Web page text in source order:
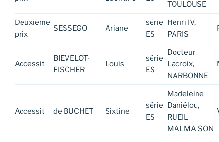
TOULOUSE
Deuxième
prix
SESSEGO Ariane
série
ES
Henri IV,
PARIS
Accessit
BIEVELOT-
FISCHER
Louis
série
ES
Docteur
Lacroix,
NARBONNE
Accessit de BUCHET Sixtine
série
ES
Madeleine
Daniélou,
RUEIL
MALMAISON